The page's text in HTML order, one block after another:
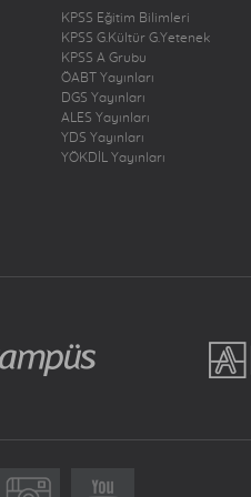
KPSS Eğitim Bilimleri
KPSS G.Kültür G.Yetenek
KPSS A Grubu
ÖABT Yayınları
DGS Yayınları
ALES Yayınları
YDS Yayınları
YÖKDİL Yayınları